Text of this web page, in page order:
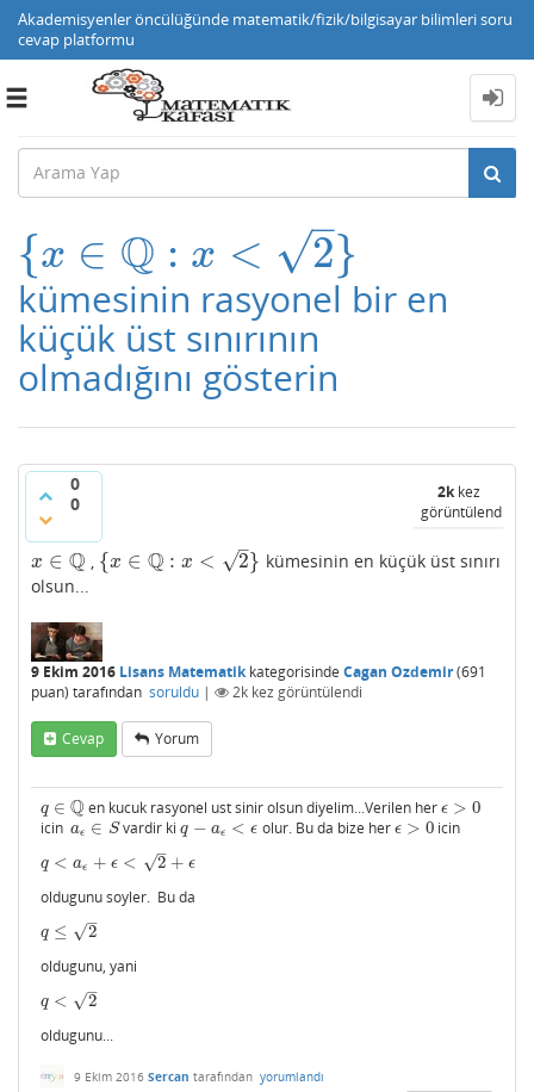
Akademisyenler öncülüğünde matematik/fizik/bilgisayar bilimleri soru
cevap platformu
Toggle
{x ∈ Q : x < 2
–
√ }
{x∈ Q x< 2
kümesinin rasyonel bir en
küçük üst sınırının
olmadığını gösterin
0
0
2kkez
görüntülendi
x ∈ Q
x∈Q , {x ∈ Q : x < 2
–
√ }
{ x∈ Q x< 2}
kümesinin en küçük üst sınırı
olsun...
9 Ekim 2016 Lisans Matematikkategorisinde Cagan Ozdemir(691
puan) tarafından soruldu | 2k kez görüntülendi
Cevap Yorum
q ∈ Q
q ∈Q en kucuk rasyonel ust sinir olsun diyelim...Verilen herϵ > 0
ϵ>0
icin aϵ ∈ S
aϵ ∈S vardir kiq − aϵ < ϵ
q −aϵ<ϵ olur. Bu da bize her ϵ > 0
ϵ>0 icin
q < aϵ + ϵ < 2
–
√ + ϵ
q <aϵ+ ϵ<2 +ϵ
oldugunu soyler. Bu da
q ≤ 2
–
√
q≤ 2
oldugunu, yani
q < 2
–
√
q< 2
oldugunu...
9 Ekim 2016 Sercan tarafından yorumlandı